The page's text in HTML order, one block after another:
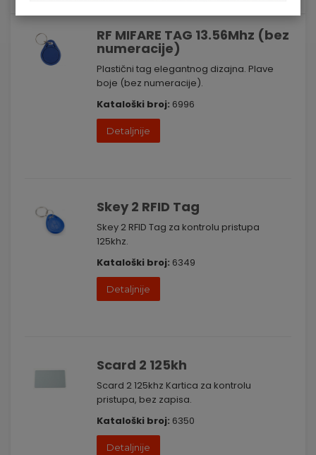
RF MIFARE TAG 13.56Mhz (bez
numeracije)
Plastični tag elegantnog dizajna. Plave
boje (bez numeracije).
Kataloški broj: 6996
Detaljnije
Skey 2 RFID Tag
Skey 2 RFID Tag za kontrolu pristupa
125khz.
Kataloški broj: 6349
Detaljnije
Scard 2 125kh
Scard 2 125khz Kartica za kontrolu
pristupa, bez zapisa.
Kataloški broj: 6350
Detaljnije